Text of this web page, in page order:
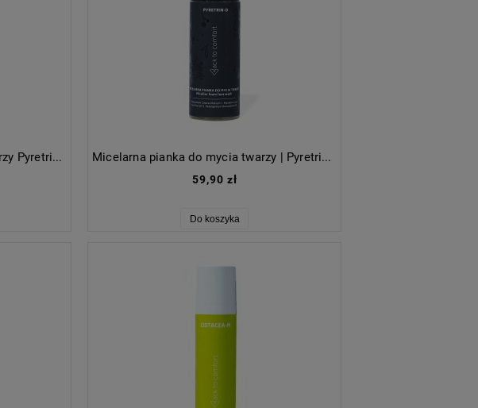
Micelarna emulsja do mycia twarzy Pyretrin-D Micelarna pianka do mycia twarzy | Pyretrin-D
59,90 zł
Do koszyka